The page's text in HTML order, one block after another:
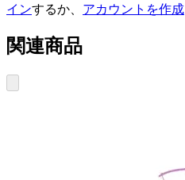
インするか、 アカウントを作成
関連商品